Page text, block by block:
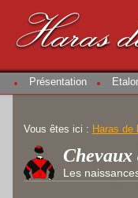
Haras
Présentation
Vous êtes ici : Haras de
Chevaux
Les